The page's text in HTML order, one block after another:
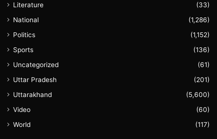
Literature
(33)
National
(1,286)
Politics
(1,152)
Sports
(136)
Uncategorized
(61)
Uttar Pradesh
(201)
Uttarakhand
(5,600)
Video
(60)
World
(117)